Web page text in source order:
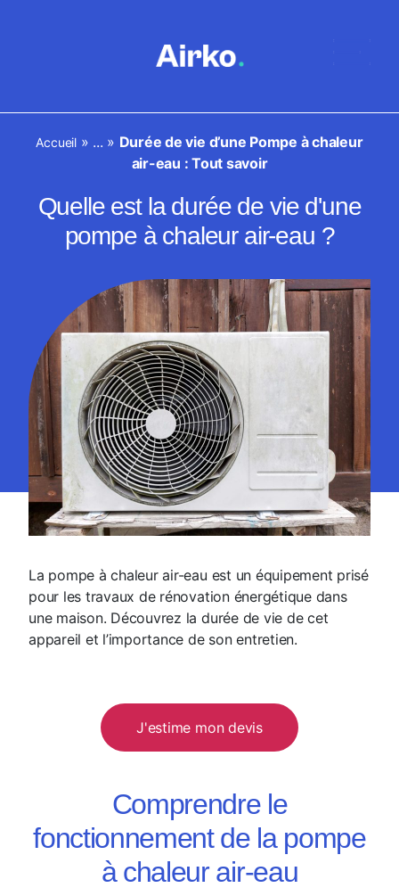
Accueil» ... » Durée de vie d’une Pompe à chaleur
air-eau : Tout savoir
Quelle est la durée de vie d'une
pompe à chaleur air-eau ?
La pompe à chaleur air-eau est un équipement prisé
pour les travaux de rénovation énergétique dans
une maison. Découvrez la durée de vie de cet
appareil et l’importance de son entretien.
J'estime mon devis
Comprendre le
fonctionnement de la pompe
à chaleur air-eau